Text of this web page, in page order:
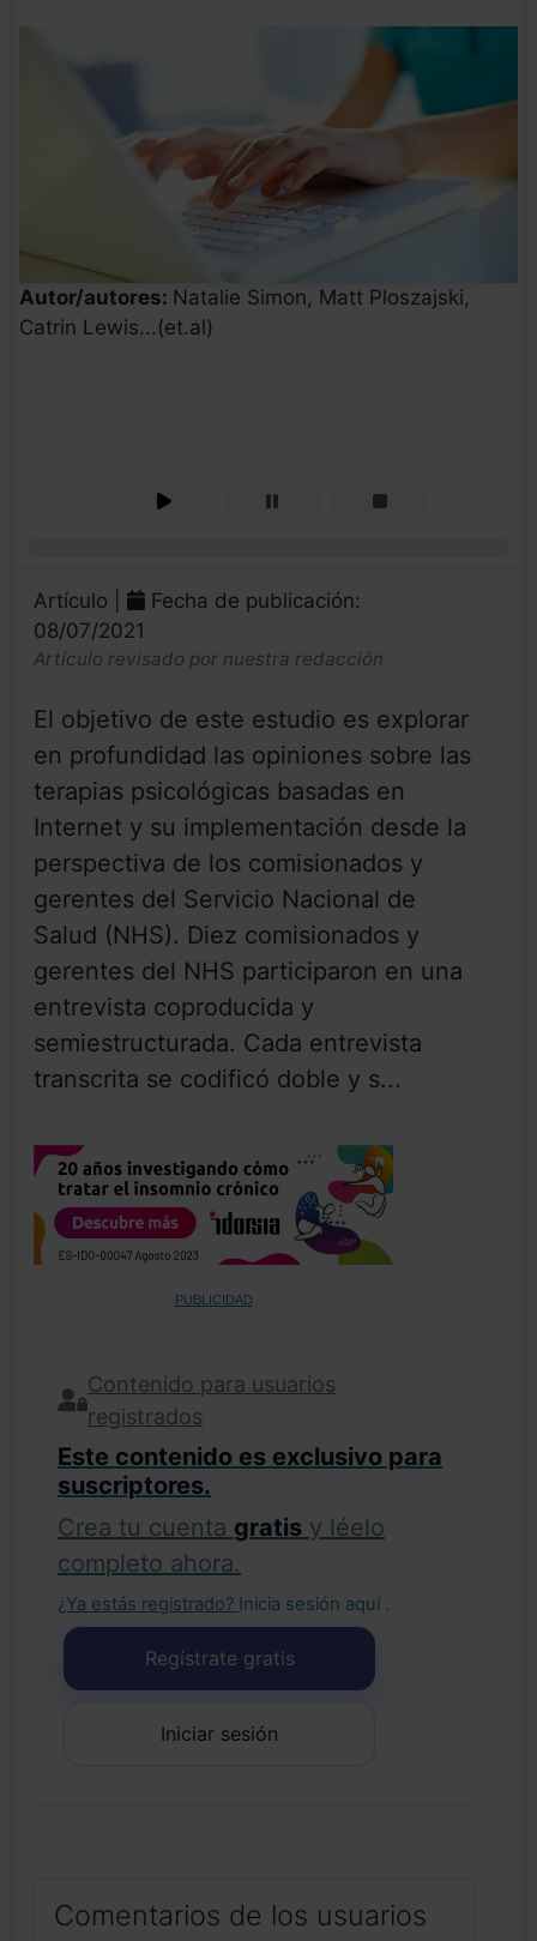
Autor/autores: Natalie Simon, Matt Ploszajski,
Catrin Lewis...(et.al)
Artículo |
Fecha de publicación:
08/07/2021
Artículo revisado por nuestra redacción
El objetivo de este estudio es explorar
en profundidad las opiniones sobre las
terapias psicológicas basadas en
Internet y su implementación desde la
perspectiva de los comisionados y
gerentes del Servicio Nacional de
Salud (NHS). Diez comisionados y
gerentes del NHS participaron en una
entrevista coproducida y
semiestructurada. Cada entrevista
transcrita se codificó doble y s...
PUBLICIDAD
Contenido para usuarios
registrados
Este contenido es exclusivo para
suscriptores.
Crea tu cuenta gratis y léelo
completo ahora.
¿Ya estás registrado? Inicia sesión aquí
Regístrate gratis
Iniciar sesión
Comentarios de los usuarios